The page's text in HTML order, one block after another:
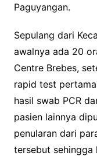
Paguyangan.
Sepulang dari
awalnya ada 20
Centre Brebes,
rapid test
hasil swab PCR
pasien lainnya
penularan dari
tersebut sehingga